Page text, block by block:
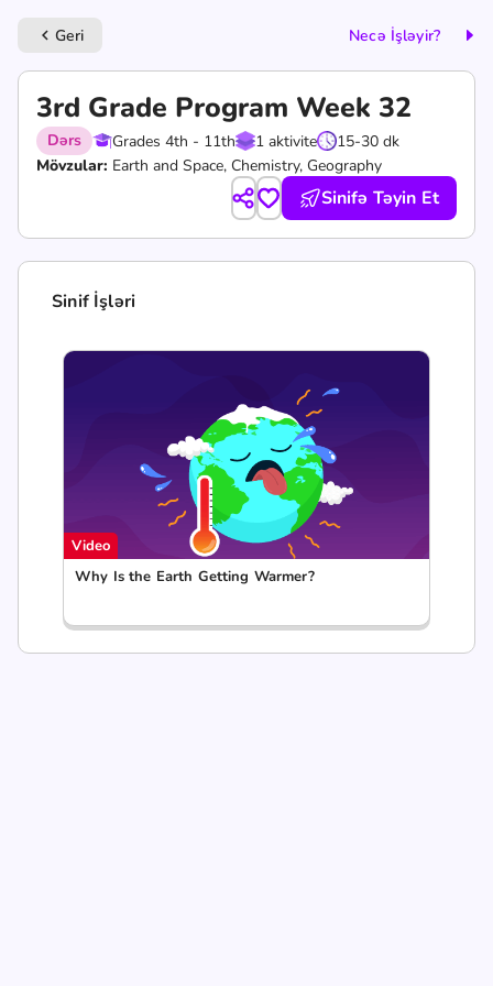
keyboard_arrow_left Geri Necə İşləyir?
3rd Grade Program Week 32
Dərs Grades 4th - 11th 1 aktivite
15-30 dk
Mövzular: Earth and Space, Chemistry, Geography
Sinifə Təyin Et
Sinif İşləri
Video
Why Is the Earth Getting Warmer?